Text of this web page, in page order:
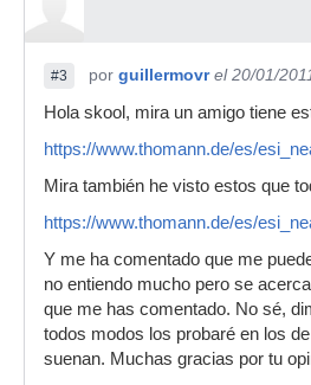
#3 por guillermovr el 20/01/
Hola skool, mira un amigo tiene
https://www.thomann.de/es/
Mira también he visto estos que
https://www.thomann.de/es/
Y me ha comentado que me
no entiendo mucho pero se
que me has comentado. No sé,
todos modos los probaré en los
suenan. Muchas gracias por tu